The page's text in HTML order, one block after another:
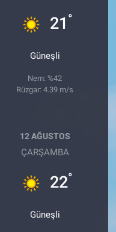
21 °
Güneşli
Nem: %42
Rüzgar: 4.39 m/s
12 AĞUSTOS
ÇARŞAMBA
22°
Güneşli